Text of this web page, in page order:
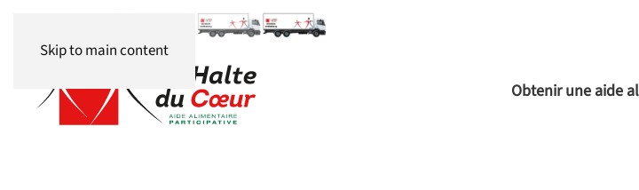
Skip to main content
Obtenir une aide